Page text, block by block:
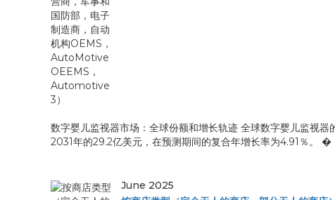
数字婴儿监视器市场：全球份额和增长轨迹 全球数字婴儿监视
2031年的29.2亿美元，在预测期间的复合年增长率为4.91％。 �
June 2025